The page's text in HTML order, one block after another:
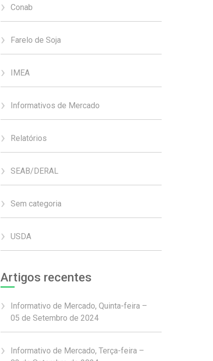
Conab
Farelo de Soja
IMEA
Informativos de Mercado
Relatórios
SEAB/DERAL
Sem categoria
USDA
Artigos recentes
Informativo de Mercado, Quinta-feira –
05 de Setembro de 2024
Informativo de Mercado, Terça-feira –